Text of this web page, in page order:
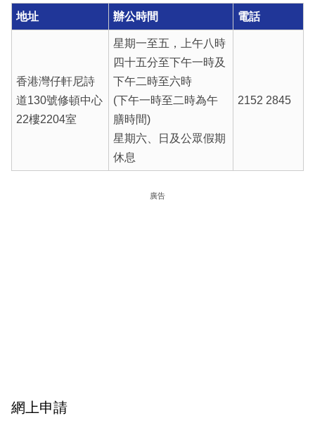
地址 辦公時間 電話
香港灣仔軒尼詩
道130號修頓中心
22樓2204室
星期一至五，上午八時
四十五分至下午一時及
下午二時至六時
(下午一時至二時為午
膳時間)
星期六、日及公眾假期
休息
2152 2845
廣告
網上申請